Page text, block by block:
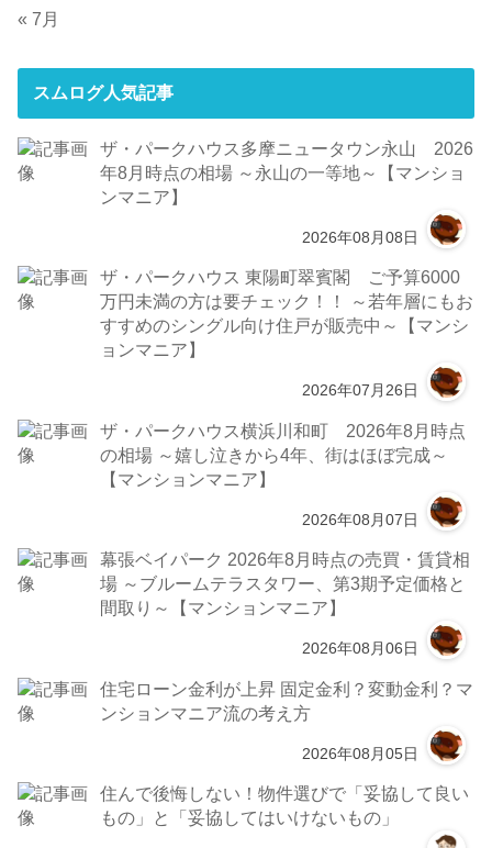
« 7月
スムログ人気記事
ザ・パークハウス多摩ニュータウン永山 2026
年8月時点の相場 ～永山の一等地～【マンショ
ンマニア】
2026年08月08日
ザ・パークハウス 東陽町翠賓閣 ご予算6000
万円未満の方は要チェック！！ ～若年層にもお
すすめのシングル向け住戸が販売中～【マンシ
ョンマニア】
2026年07月26日
ザ・パークハウス横浜川和町 2026年8月時点
の相場 ～嬉し泣きから4年、街はほぼ完成～
【マンションマニア】
2026年08月07日
幕張ベイパーク 2026年8月時点の売買・賃貸相
場 ～ブルームテラスタワー、第3期予定価格と
間取り～【マンションマニア】
2026年08月06日
住宅ローン金利が上昇 固定金利？変動金利？マ
ンションマニア流の考え方
2026年08月05日
住んで後悔しない！物件選びで「妥協して良い
もの」と「妥協してはいけないもの」